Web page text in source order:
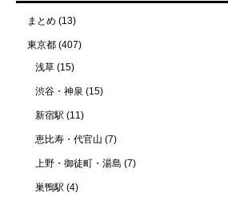
まとめ (13)
東京都 (407)
浅草 (15)
渋谷・神泉 (15)
新宿駅 (11)
恵比寿・代官山 (7)
上野・御徒町・湯島 (7)
巣鴨駅 (4)